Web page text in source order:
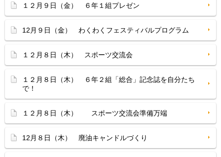
１２月９日（金） ６年１組プレゼン
12月９日（金） わくわくフェスティバルプログラム
１２月８日（木） スポーツ交流会
１２月８日（木） ６年２組「総合」記念誌を自分たち
で！
１２月８日（木） スポーツ交流会準備万端
12月８日（木） 廃油キャンドルづくり